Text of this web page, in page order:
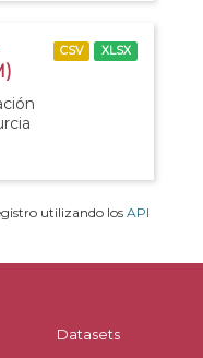
CSV XLSX
utilizando los API
Datasets